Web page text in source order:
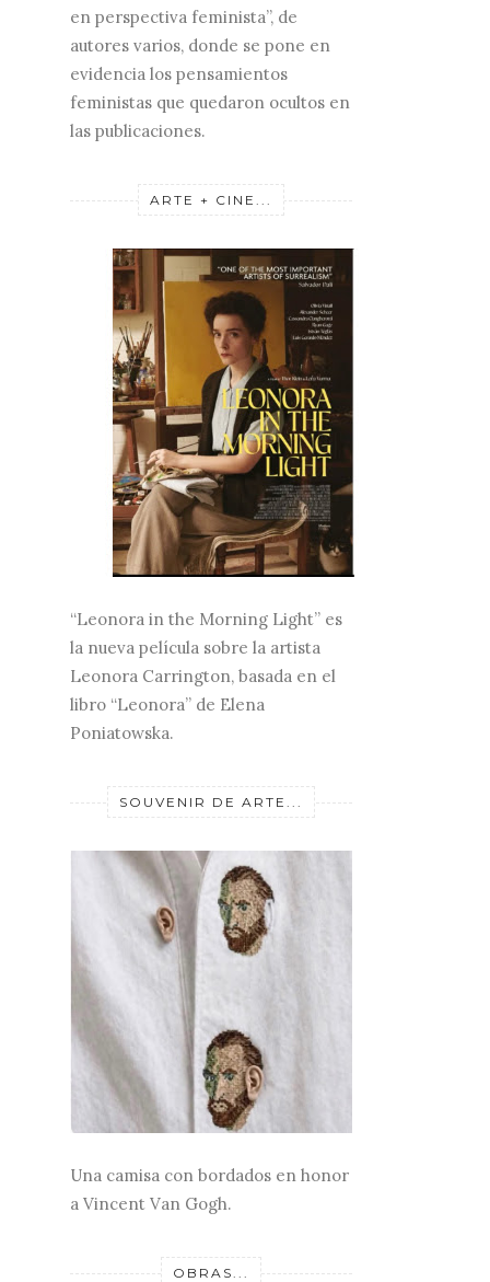
en perspectiva feminista”, de
autores varios, donde se pone en
evidencia los pensamientos
feministas que quedaron ocultos en
las publicaciones.
ARTE + CINE...
“Leonora in the Morning Light” es
la nueva película sobre la artista
Leonora Carrington, basada en el
libro “Leonora” de Elena
Poniatowska.
SOUVENIR DE ARTE...
Una camisa con bordados en honor
a Vincent Van Gogh.
OBRAS...